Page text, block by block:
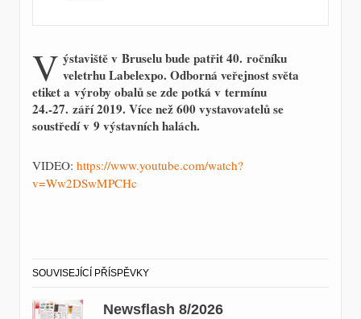
V ýstaviště v Bruselu bude patřit 40. ročníku
veletrhu Labelexpo. Odborná veřejnost světa
etiket a výroby obalů se zde potká v termínu
24.-27. září 2019. Více než 600 vystavovatelů se
soustředí v 9 výstavních halách.
VIDEO: https://www.youtube.com/watch?
v=Ww2DSwMPCHc
SOUVISEJÍCÍ PŘÍSPĚVKY
Newsflash 8/2026